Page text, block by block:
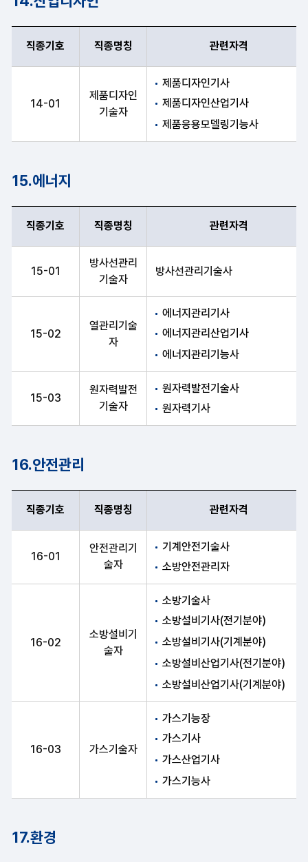
직종기호, 직종명칭, 관련자격 항목 순으로 산업디자인 안내표
직종기호 직종명칭 관련자격
14-01
제품디자인
기술자
제품디자인기사
제품디자인산업기사
제품응용모델링기능사
15.에너지
직종기호, 직종명칭, 관련자격 항목 순으로 에너지 안내표
직종기호 직종명칭 관련자격
15-01
방사선관리
기술자
방사선관리기술사
15-02
열관리기술
자
에너지관리기사
에너지관리산업기사
에너지관리기능사
15-03
원자력발전
기술자
원자력발전기술사
원자력기사
16.안전관리
직종기호, 직종명칭, 관련자격 항목 순으로 안전관리 안내표
직종기호 직종명칭 관련자격
16-01
안전관리기
술자
기계안전기술사
소방안전관리자
16-02
소방설비기
술자
소방기술사
소방설비기사(전기분야)
소방설비기사(기계분야)
소방설비산업기사(전기분야)
소방설비산업기사(기계분야)
16-03 가스기술자
가스기능장
가스기사
가스산업기사
가스기능사
17.환경